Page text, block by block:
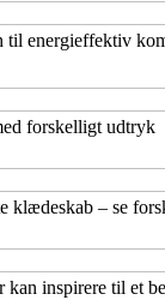
til energieffektiv
forskelligt udtryk
klædeskab – se
kan inspirere til et